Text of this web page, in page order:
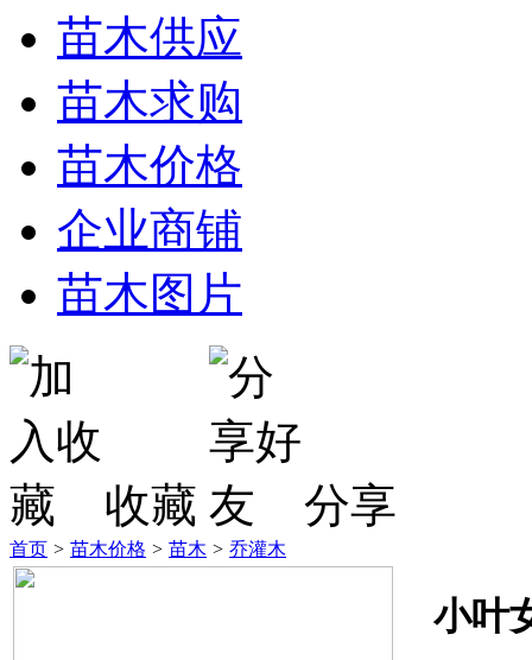
苗木供应
苗木求购
苗木价格
企业商铺
苗木图片
收藏 分享
首页 > 苗木价格 > 苗木 > 乔灌木
小叶